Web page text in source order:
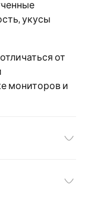
укусы
от
мониторов и